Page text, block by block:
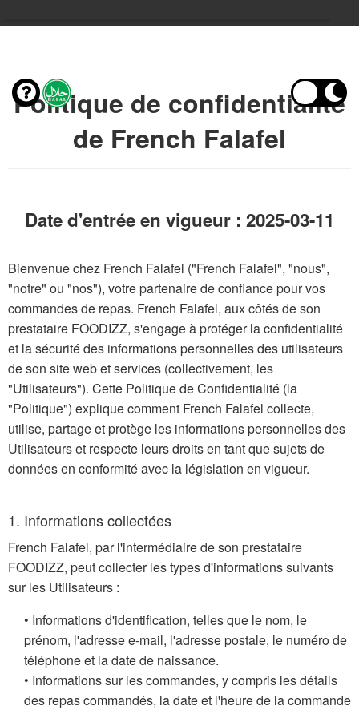
Politique de confidentialité
de French Falafel
Date d'entrée en vigueur : 2025-03-11
Bienvenue chez French Falafel ("French Falafel", "nous",
"notre" ou "nos"), votre partenaire de confiance pour vos
commandes de repas. French Falafel, aux côtés de son
prestataire FOODIZZ, s'engage à protéger la confidentialité
et la sécurité des informations personnelles des utilisateurs
de son site web et services (collectivement, les
"Utilisateurs"). Cette Politique de Confidentialité (la
"Politique") explique comment French Falafel collecte,
utilise, partage et protège les informations personnelles des
Utilisateurs et respecte leurs droits en tant que sujets de
données en conformité avec la législation en vigueur.
1. Informations collectées
French Falafel, par l'intermédiaire de son prestataire
FOODIZZ, peut collecter les types d'informations suivants
sur les Utilisateurs :
• Informations d'identification, telles que le nom, le
prénom, l'adresse e-mail, l'adresse postale, le numéro de
téléphone et la date de naissance.
• Informations sur les commandes, y compris les détails
des repas commandés, la date et l'heure de la commande